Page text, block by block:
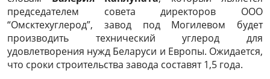
председателем совета директоров ООО
“Омсктехуглерод”, завод под Могилевом будет
производить технический углерод для
удовлетворения нужд Беларуси и Европы. Ожидается,
что сроки строительства завода составят 1,5 года.